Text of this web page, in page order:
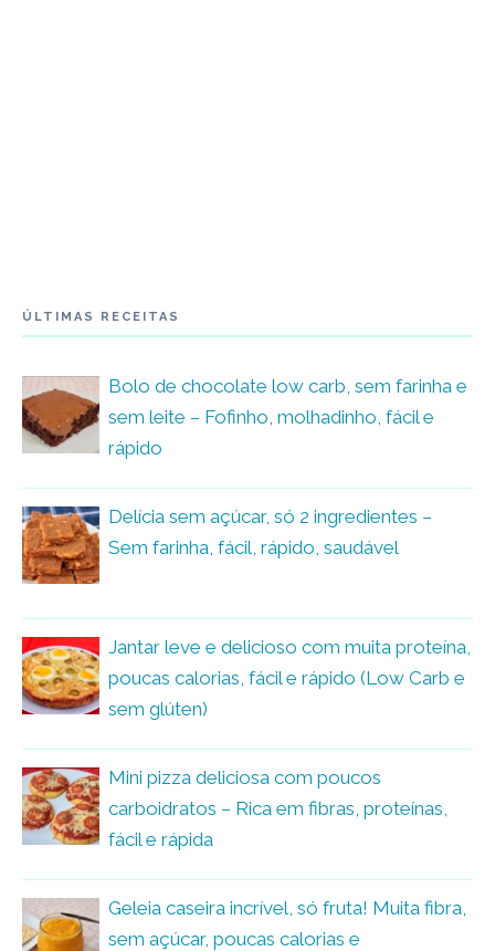
ÚLTIMAS RECEITAS
Bolo de chocolate low carb, sem farinha e
sem leite – Fofinho, molhadinho, fácil e
rápido
Delícia sem açúcar, só 2 ingredientes –
Sem farinha, fácil, rápido, saudável
Jantar leve e delicioso com muita proteína,
poucas calorias, fácil e rápido (Low Carb e
sem glúten)
Mini pizza deliciosa com poucos
carboidratos – Rica em fibras, proteínas,
fácil e rápida
Geleia caseira incrível, só fruta! Muita fibra,
sem açúcar, poucas calorias e